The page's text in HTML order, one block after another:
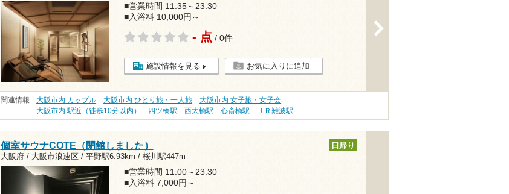
■営業時間 11:35～23:30
■入浴料 10,000円～
- 点 / 0件
施設情報を見る お気に入りに追加
関連情報 大阪市内 カップル 大阪市内 ひとり旅・一人旅
大阪市内 女子旅・女子会
大阪市内 駅近（徒歩10分以内）
四ツ橋駅 西大橋駅 心斎橋駅 ＪＲ難波駅
個室サウナCOTE（閉館しました）
大阪府 / 大阪市浪速区 / 平野駅6.93km / 桜川駅447m
日帰り
■営業時間 11:00～23:30
■入浴料 7,000円～